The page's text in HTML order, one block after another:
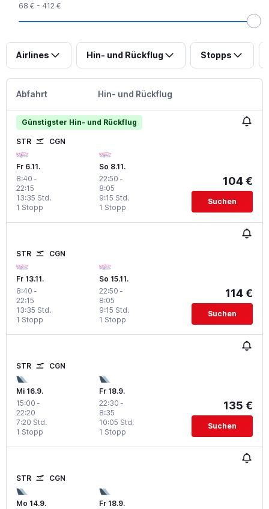
68 € - 412 €
Airlines Hin- und Rückflug Stopps
Abfahrt Hin- und Rückflug
Günstigster Hin- und Rückflug
STR CGN
Fr 6.11.
8:40 -
22:15
1 Stopp
13:35 Std.
So 8.11.
22:50 -
8:05
1 Stopp
9:15 Std.
104 €
Suchen
STR CGN
Fr 13.11.
8:40 -
22:15
1 Stopp
13:35 Std.
So 15.11.
22:50 -
8:05
1 Stopp
9:15 Std.
114 €
Suchen
STR CGN
Mi 16.9.
15:00 -
22:20
1 Stopp
7:20 Std.
Fr 18.9.
22:30 -
8:35
1 Stopp
10:05 Std.
135 €
Suchen
STR CGN
Mo 14.9. Fr 18.9.